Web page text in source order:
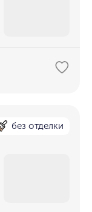
без отделки